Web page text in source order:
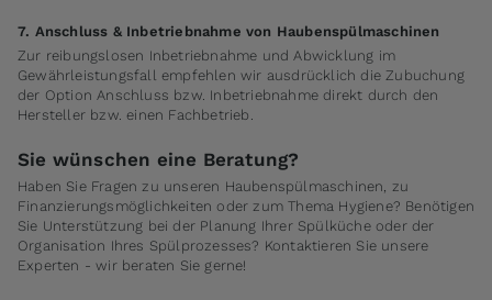
7. Anschluss & Inbetriebnahme von Haubenspülmaschinen
Zur reibungslosen Inbetriebnahme und Abwicklung im
Gewährleistungsfall empfehlen wir ausdrücklich die Zubuchung
der Option Anschluss bzw. Inbetriebnahme direkt durch den
Hersteller bzw. einen Fachbetrieb.
Sie wünschen eine Beratung?
Haben Sie Fragen zu unseren Haubenspülmaschinen, zu
Finanzierungsmöglichkeiten oder zum Thema Hygiene? Benötigen
Sie Unterstützung bei der Planung Ihrer Spülküche oder der
Organisation Ihres Spülprozesses? Kontaktieren Sie unsere
Experten - wir beraten Sie gerne!